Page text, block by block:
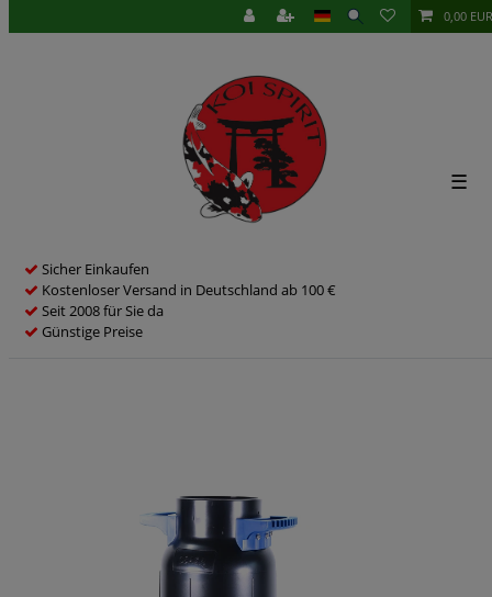
0,00 EUR
Sicher Einkaufen
Kostenloser Versand in Deutschland ab 100 €
Seit 2008 für Sie da
Günstige Preise
☰